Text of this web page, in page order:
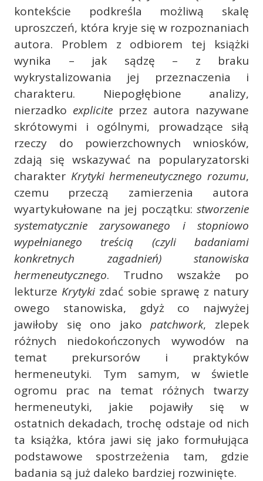
kontekście podkreśla możliwą skalę
uproszczeń, która kryje się w rozpoznaniach
autora. Problem z odbiorem tej książki
wynika – jak sądzę – z braku
wykrystalizowania jej przeznaczenia i
charakteru. Niepogłębione analizy,
nierzadko explicite przez autora nazywane
skrótowymi i ogólnymi, prowadzące siłą
rzeczy do powierzchownych wniosków,
zdają się wskazywać na popularyzatorski
charakter Krytyki hermeneutycznego rozumu,
czemu przeczą zamierzenia autora
wyartykułowane na jej początku: stworzenie
systematycznie zarysowanego i stopniowo
wypełnianego treścią (czyli badaniami
konkretnych zagadnień) stanowiska
hermeneutycznego. Trudno wszakże po
lekturze Krytyki zdać sobie sprawę z natury
owego stanowiska, gdyż co najwyżej
jawiłoby się ono jakopatchwork, zlepek
różnych niedokończonych wywodów na
temat prekursorów i praktyków
hermeneutyki. Tym samym, w świetle
ogromu prac na temat różnych twarzy
hermeneutyki, jakie pojawiły się w
ostatnich dekadach, trochę odstaje od nich
ta książka, która jawi się jako formułująca
podstawowe spostrzeżenia tam, gdzie
badania są już daleko bardziej rozwinięte.